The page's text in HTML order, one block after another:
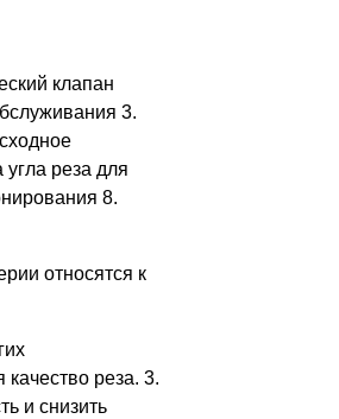
клапан
3.
реза для
8.
относятся к
качество реза. 3.
и снизить